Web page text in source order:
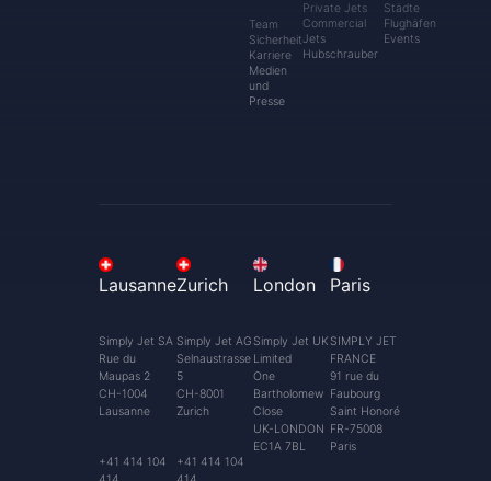
Team
Sicherheit
Karriere
Medien
und
Presse
Private Jets
Commercial
Jets
Hubschrauber
Städte
Flughäfen
Events
Lausanne
Simply Jet SA
Rue du
Maupas 2
CH-1004
Lausanne
+41 414 104
Zurich
Simply Jet AG
Selnaustrasse
5
CH-8001
Zurich
+41 414 104
London
Simply Jet UK
Limited
One
Bartholomew
Close
UK-LONDON
EC1A 7BL
Paris
SIMPLY JET
FRANCE
91 rue du
Faubourg
Saint Honoré
FR-75008
Paris